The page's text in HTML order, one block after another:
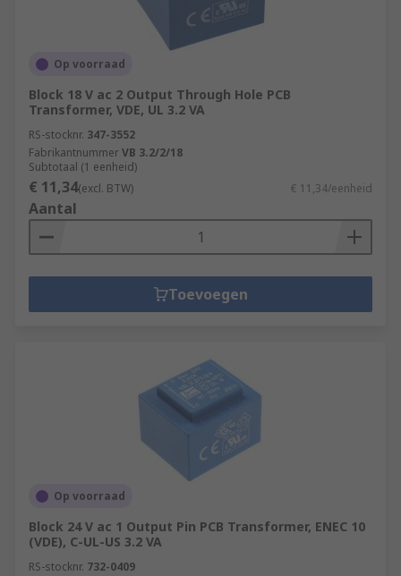
Op voorraad
Block 18 V ac 2 Output Through Hole PCB
Transformer, VDE, UL 3.2 VA
RS-stocknr. 347-3552
FabrikantnummerVB 3.2/2/18
Subtotaal (1 eenheid)
€ 11,34(excl. BTW) € 11,34/eenheid
Aantal
Toevoegen
Op voorraad
Block 24 V ac 1 Output Pin PCB Transformer, ENEC 10
(VDE), C-UL-US 3.2 VA
RS-stocknr. 732-0409